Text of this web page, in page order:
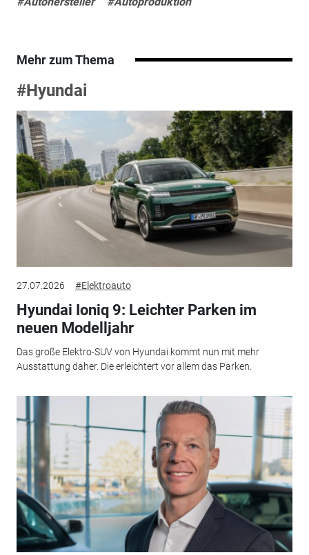
Mehr zum Thema
#Hyundai
27.07.2026 #Elektroauto
Hyundai Ioniq 9: Leichter Parken im
neuen Modelljahr
Das große Elektro-SUV von Hyundai kommt nun mit mehr
Ausstattung daher. Die erleichtert vor allem das Parken.